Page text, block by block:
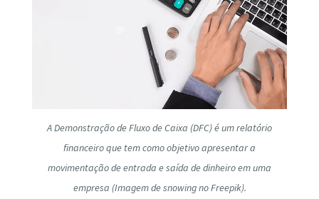
A Demonstração de Fluxo de Caixa (DFC) é um relatório
financeiro que tem como objetivo apresentar a
movimentação de entrada e saída de dinheiro em uma
empresa (Imagem de snowing no Freepik).